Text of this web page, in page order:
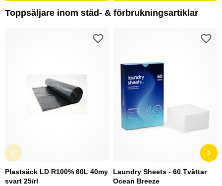
Toppsäljare inom städ- & förbrukningsartiklar
Plastsäck LD R100% 60L 40my
svart 25/rl
Laundry Sheets - 60 Tvättar
Ocean Breeze